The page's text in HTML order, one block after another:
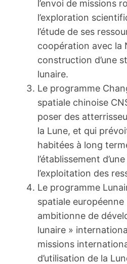
l’envoi de missions
l’exploration
l’étude de ses
coopération avec la
construction d’une
lunaire.
Le programme
spatiale chinoise
poser des
la Lune, et qui
habitées à long
l’établissement
l’exploitation des
Le programme
spatiale européenne
ambitionne de
lunaire »
missions
d’utilisation de la